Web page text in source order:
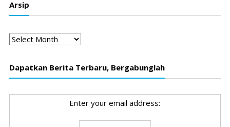
Arsip
Arsip
Dapatkan Berita Terbaru, Bergabunglah
Enter your email address: